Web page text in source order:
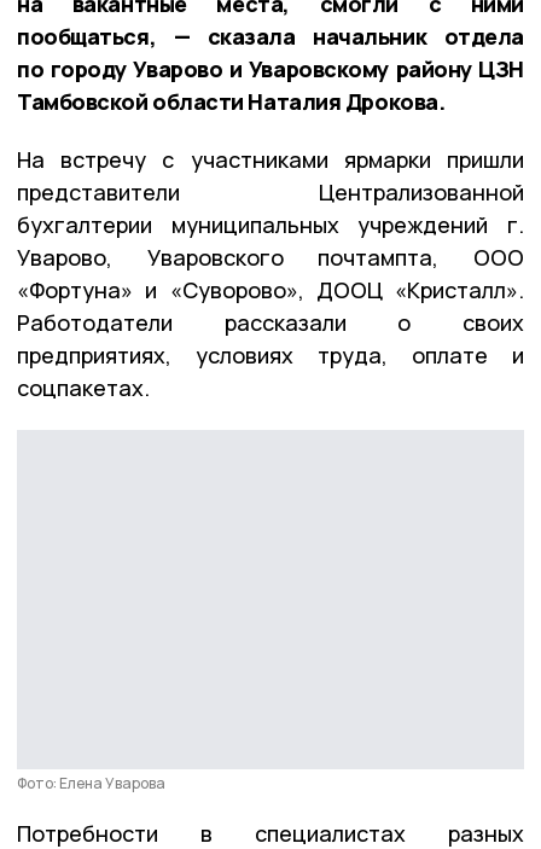
пообщаться, — сказала начальник отдела
по городу Уварово и Уваровскому району ЦЗН
Тамбовской области Наталия Дрокова.
На встречу с участниками ярмарки пришли
представители Централизованной
бухгалтерии муниципальных учреждений г.
Уварово, Уваровского почтампта, ООО
«Фортуна» и «Суворово», ДООЦ «Кристалл».
Работодатели рассказали о своих
предприятиях, условиях труда, оплате и
соцпакетах.
Фото: Елена Уварова
Потребности в специалистах разных